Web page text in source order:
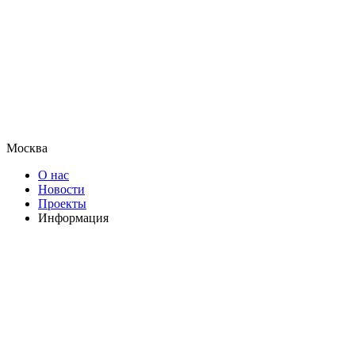
Москва
О нас
Новости
Проекты
Информация